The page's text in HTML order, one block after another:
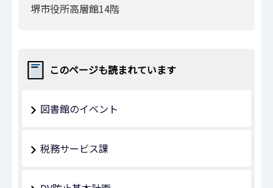
堺市役所高層館14階
このページも読まれています
図書館のイベント
税務サービス課